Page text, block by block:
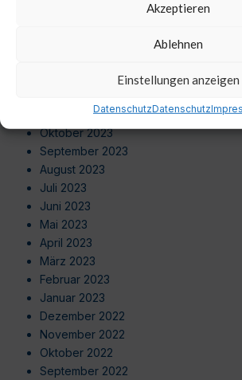
Akzeptieren
Ablehnen
Einstellungen anzeigen
DatenschutzDatenschutz
November 2023
Oktober 2023
September 2023
August 2023
Juli 2023
Juni 2023
Mai 2023
April 2023
März 2023
Februar 2023
Januar 2023
Dezember 2022
November 2022
Oktober 2022
September 2022